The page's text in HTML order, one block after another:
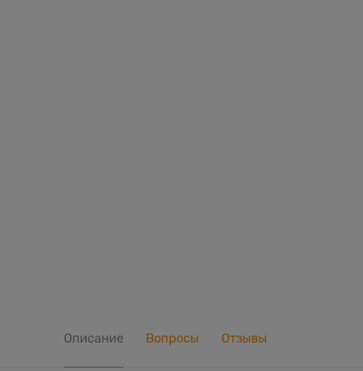
Описание Вопросы Отзывы